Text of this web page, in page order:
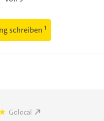
schreiben
Golocal